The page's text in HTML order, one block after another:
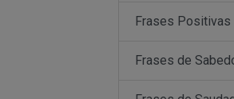
Frases Positivas
Frases de